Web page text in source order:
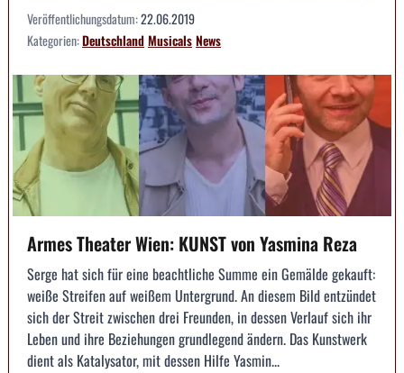
Veröffentlichungsdatum:22.06.2019
Kategorien:DeutschlandMusicalsNews
Armes Theater Wien: KUNST von Yasmina Reza
Serge hat sich für eine beachtliche Summe ein Gemälde gekauft:
weiße Streifen auf weißem Untergrund. An diesem Bild entzündet
sich der Streit zwischen drei Freunden, in dessen Verlauf sich ihr
Leben und ihre Beziehungen grundlegend ändern. Das Kunstwerk
dient als Katalysator, mit dessen Hilfe Yasmin...